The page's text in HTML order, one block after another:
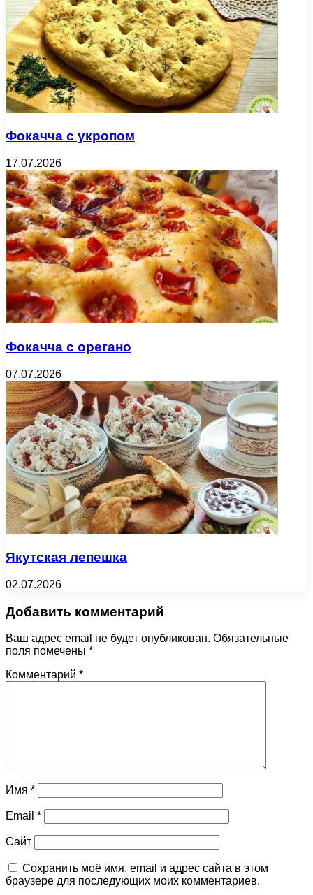
Фокачча с укропом
17.07.2026
Фокачча с орегано
07.07.2026
Якутская лепешка
02.07.2026
Добавить комментарий
Ваш адрес email не будет опубликован. Обязательные
поля помечены *
Комментарий *
Имя *
Email *
Сайт
Сохранить моё имя, email и адрес сайта в этом
браузере для последующих моих комментариев.